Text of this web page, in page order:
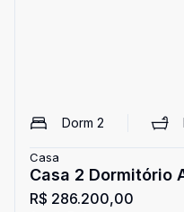
Dorm 2
Casa
Casa 2 Dormitório
R$ 286.200,00